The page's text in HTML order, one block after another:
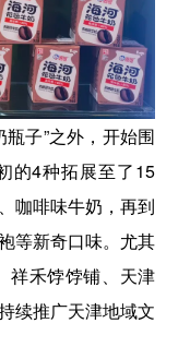
子”之外，开始围
的4种拓展至了15
咖啡味牛奶，再到
等新奇口味。尤其
祥禾饽饽铺、天津
续推广天津地域文